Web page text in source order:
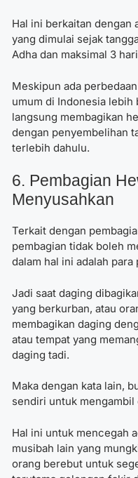
Hal ini berkaitan dengan
yang dimulai sejak
Adha dan maksimal 3
Meskipun ada
umum di Indonesia lebih
langsung membagikan
dengan penyembelihan
terlebih dahulu.
6. Pembagian
Menyusahkan
Terkait dengan
pembagian tidak boleh
dalam hal ini adalah
Jadi saat daging
yang berkurban, atau
membagikan daging
atau tempat yang
daging tadi.
Maka dengan kata lain,
sendiri untuk mengambil
Hal ini untuk mencegah
musibah lain yang
orang berebut untuk